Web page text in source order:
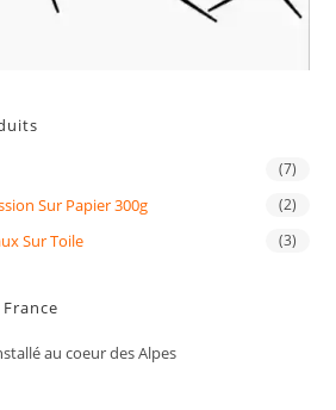
(7)
Sur Papier 300g (2)
Sur Toile (3)
au coeur des Alpes